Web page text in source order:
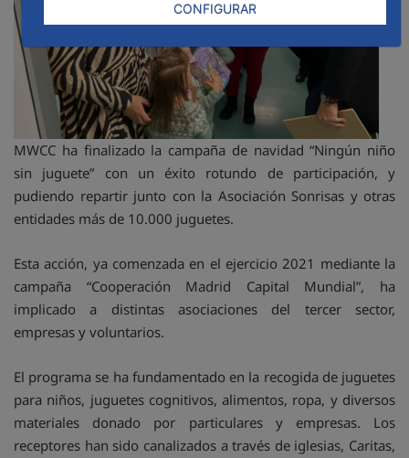
CONFIGURAR
MWCC ha finalizado la campaña de navidad “Ningún niño
sin juguete” con un éxito rotundo de participación, y
pudiendo repartir junto con la Asociación Sonrisas y otras
entidades más de 10.000 juguetes.
Esta acción, ya comenzada en el ejercicio 2021 mediante la
campaña “Cooperación Madrid Capital Mundial”, ha
implicado a distintas asociaciones del tercer sector,
empresas y voluntarios.
El programa se ha fundamentado en la recogida de juguetes
para niños, juguetes cognitivos, alimentos, ropa, y diversos
materiales donado por particulares y empresas. Los
receptores han sido canalizados a través de iglesias, Caritas,